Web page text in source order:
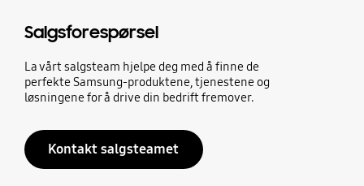
Salgsforespørsel
La vårt salgsteam hjelpe deg med å finne de
perfekte Samsung-produktene, tjenestene og
løsningene for å drive din bedrift fremover.
Kontakt salgsteamet